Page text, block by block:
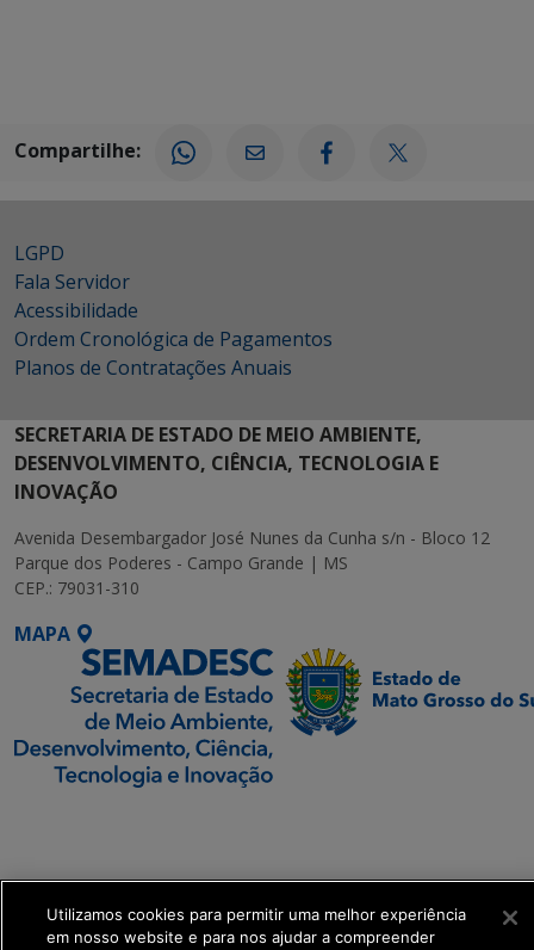
Compartilhe:
LGPD
Fala Servidor
Acessibilidade
Ordem Cronológica de Pagamentos
Planos de Contratações Anuais
SECRETARIA DE ESTADO DE MEIO AMBIENTE,
DESENVOLVIMENTO, CIÊNCIA, TECNOLOGIA E
INOVAÇÃO
Avenida Desembargador José Nunes da Cunha s/n - Bloco 12
Parque dos Poderes - Campo Grande | MS
CEP.: 79031-310
MAPA
Transformação Digital
get_footer();
Utilizamos cookies para permitir uma melhor experiência
em nosso website e para nos ajudar a compreender